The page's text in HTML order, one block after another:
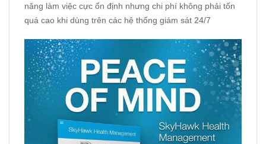
năng làm việc cực ổn định nhưng chi phí không phải tốn
quá cao khi dùng trên các hệ thống giám sát 24/7